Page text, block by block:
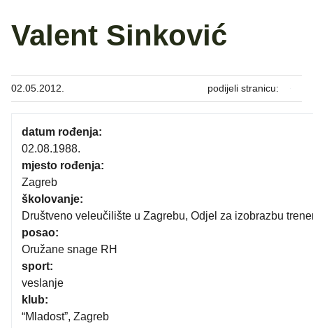
Valent Sinković
02.05.2012. podijeli stranicu:
datum rođenja:
02.08.1988.
mjesto rođenja:
Zagreb
školovanje:
Društveno veleučilište u Zagrebu, Odjel za izobrazbu
posao:
Oružane snage RH
sport:
veslanje
klub:
“Mladost”, Zagreb